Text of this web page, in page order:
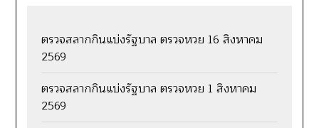
ตรวจสลากกินแบ่งรัฐบาล ตรวจหวย 16 สิงหาคม
2569
ตรวจสลากกินแบ่งรัฐบาล ตรวจหวย 1 สิงหาคม
2569